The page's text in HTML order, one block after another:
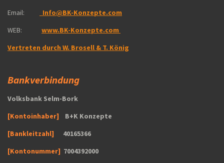
Email:
‎Info@BK-Konzepte.com
WEB:
www.BK-Konzepte.com
Vertreten durch W. Brosell & T. König
Bankverbindung
Volksbank Selm-Bork
[Kontoinhaber]
B+K Konzepte
[Bankleitzahl] 40165366
[Kontonummer] 7004392000